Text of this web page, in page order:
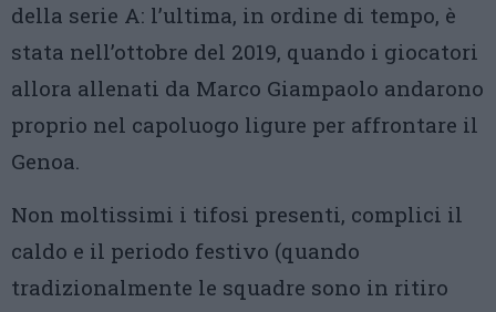
della serie A: l’ultima, in ordine di tempo, è
stata nell’ottobre del 2019, quando i giocatori
allora allenati da Marco Giampaolo andarono
proprio nel capoluogo ligure per affrontare il
Genoa.
Non moltissimi i tifosi presenti, complici il
caldo e il periodo festivo (quando
tradizionalmente le squadre sono in ritiro